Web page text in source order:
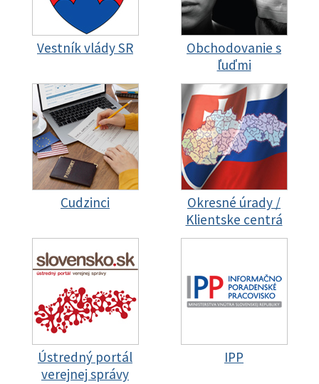
Vestník vlády SR
Obchodovanie s
ľuďmi
Cudzinci
Okresné úrady /
Klientske centrá
Ústredný portál
verejnej správy
IPP